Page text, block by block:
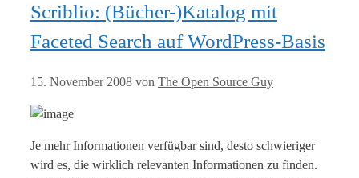
Scriblio: (Bücher-)Katalog mit
Faceted Search auf WordPress-Basis
15. November 2008 von The Open Source Guy
Je mehr Informationen verfügbar sind, desto schwieriger
wird es, die wirklich relevanten Informationen zu finden.